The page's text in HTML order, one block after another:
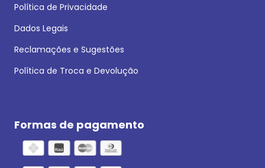
Política de Privacidade
Dados Legais
Reclamações e Sugestões
Política de Troca e Devolução
Formas de pagamento